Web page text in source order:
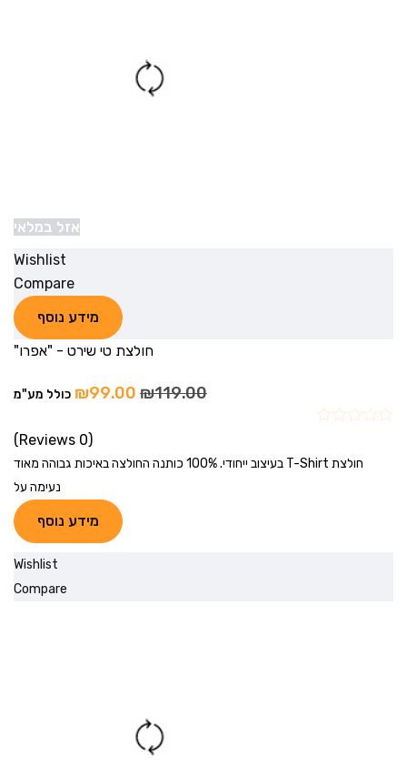
אזל במלאי
Wishlist
Compare
מידע נוסף
חולצת טי שירט - "אפרו"
₪119.00
₪99.00 כולל מע"מ
(0 Reviews)
חולצת T-Shirt בעיצוב ייחודי. 100% כותנה החולצה באיכות גבוהה מאוד
נעימה על
מידע נוסף
Wishlist
Compare